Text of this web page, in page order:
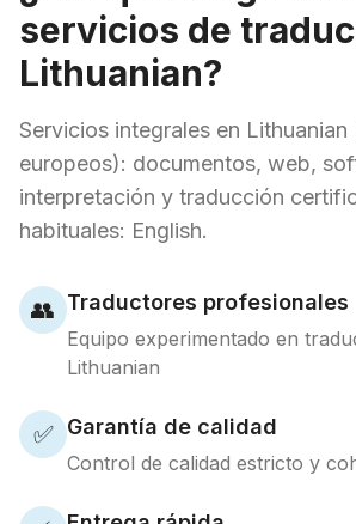
servicios de
Lithuanian?
Servicios integrales en Lithuanian
europeos): documentos, web,
interpretación y traducción
habituales: English.
👥 Traductores profesionales
Equipo experimentado en
Lithuanian
✅ Garantía de calidad
Control de calidad estricto y